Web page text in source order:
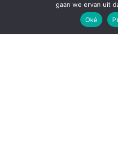
gaan we ervan uit
Oké